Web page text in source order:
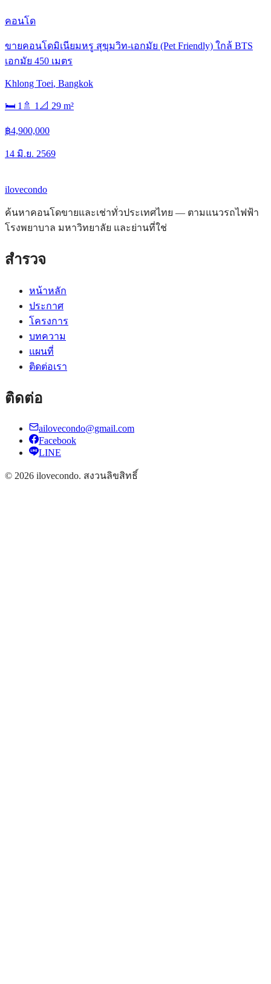
คอนโด
ขายคอนโดมิเนียมหรู สุขุมวิท-เอกมัย (Pet Friendly) ใกล้ BTS
เอกมัย 450 เมตร
Khlong Toei, Bangkok
🛏 1 🚿 1 📐 29 m²
฿4,900,000
14 มิ.ย. 2569
ilovecondo
ค้นหาคอนโดขายและเช่าทั่วประเทศไทย — ตามแนวรถไฟฟ้า
โรงพยาบาล มหาวิทยาลัย และย่านที่ใช่
สำรวจ
หน้าหลัก
ประกาศ
โครงการ
บทความ
แผนที่
ติดต่อเรา
ติดต่อ
ailovecondo@gmail.com
Facebook
LINE
© 2026 ilovecondo. สงวนลิขสิทธิ์